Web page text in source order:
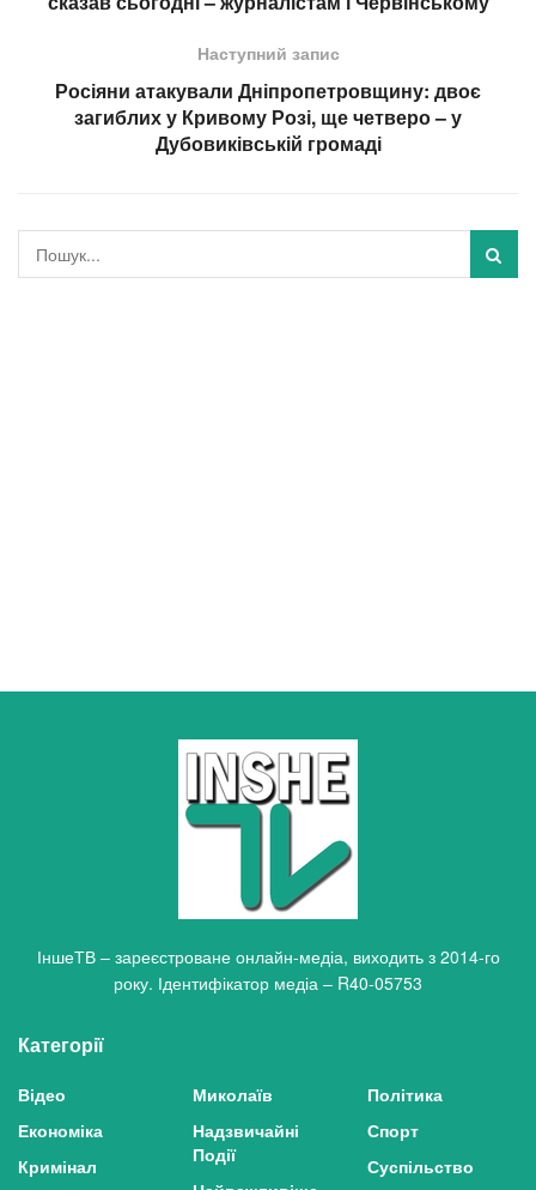
Наступний запис
Росіяни атакували Дніпропетровщину: двоє
загиблих у Кривому Розі, ще четверо – у
Дубовиківській громаді
ІншеТВ – зареєстроване онлайн-медіа, виходить з 2014-го
року. Ідентифікатор медіа – R40-05753
Категорії
Відео
Економіка
Кримінал
Миколаїв
Надзвичайні
Події
Політика
Спорт
Суспільство